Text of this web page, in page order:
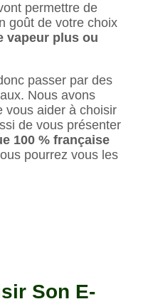
permettre de
goût de votre choix
vapeur plus ou
passer par des
Nous avons
vous aider à choisir
de vous présenter
100 % française
pourrez vous les
Son E-